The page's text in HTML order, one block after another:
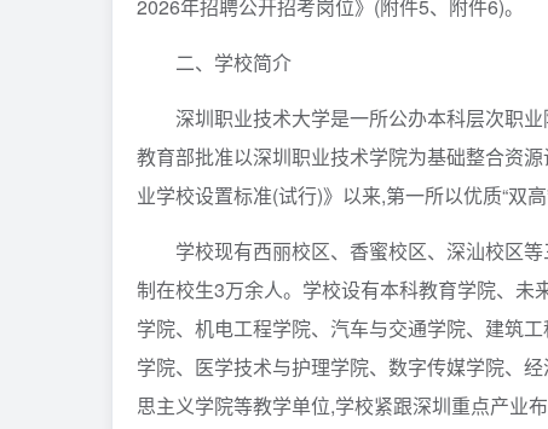
2026年招聘公开招考岗位》(附件5、附件6)。
二、学校简介
深圳职业技术大学是一所公办本科层次职
教育部批准以深圳职业技术学院为基础整合资
业学校设置标准(试行)》以来,第一所以优质“双
学校现有西丽校区、香蜜校区、深汕校区
制在校生3万余人。学校设有本科教育学院、
学院、机电工程学院、汽车与交通学院、建筑
学院、医学技术与护理学院、数字传媒学院、
思主义学院等教学单位,学校紧跟深圳重点产业